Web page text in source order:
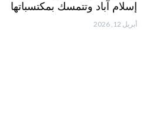
إسلام آباد وتتمسك بمكتسباتها
أبريل 12, 2026